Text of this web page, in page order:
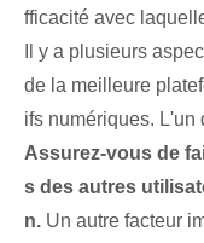
fficacité avec
Il y a plusieurs
de la meilleure
ifs numériques. L'un
Assurez-vous de
s des autres
n. Un autre facteur